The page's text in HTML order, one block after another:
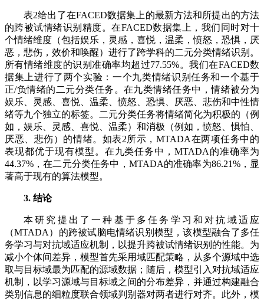
表2给出了在FACED数据集上的最新方法和所提出的方法
的跨被试情绪识别精度。在FACED数据集上，我们同时对十
个情绪维度（包括娱乐，灵感，喜悦，温柔，愤怒，恐惧，厌
恶，悲伤，效价和唤醒）进行了跨学科的二元分类情绪识别。
所有情绪维度的识别准确率均超过77.55%。我们在FACED数
据集上进行了两个实验：一个九类情绪识别任务和一个基于
正/负情绪的二元分类任务。在九类情绪任务中，情绪被分为
娱乐、灵感、喜悦、温柔、愤怒、恐惧、厌恶、悲伤和中性情
绪等九个独立的标签。二元分类任务将情绪简化为积极的（例
如，娱乐、灵感、喜悦、温柔）和消极（例如，愤怒、惧怕、
厌恶、悲伤）的情绪。如表2所示，MTADA在两项任务中的
表现都优于现有模型。在九类任务中，MTADA的准确率为
44.37%，在二元分类任务中，MTADA的准确率为86.21%，显
著高于现有的算法模型。
3. 结论
本研究提出了一种基于多任务学习和对抗域适应
（MTADA）的跨被试脑电情绪识别模型，该模型融合了多任
务学习与对抗域适应机制，以提升跨被试情绪识别的性能。为
减小个体间差异，模型首先采用域匹配策略，从多个源域中选
取与目标域最为匹配的源域数据；随后，模型引入对抗域适应
机制，以学习源域与目标域之间的分布差异，并通过构建融合
类别信息的细粒度联合领域判别器对两者进行对齐。此外，模